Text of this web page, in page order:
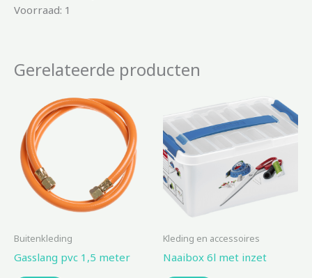
Voorraad: 1
Gerelateerde producten
Buitenkleding
Gasslang pvc 1,5 meter
Kleding en accessoires
Naaibox 6l met inzet